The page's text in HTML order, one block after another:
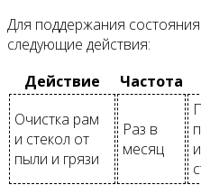
Для поддержания
следующие действия:
Действие
Частота
Очистка рам
и стекол от
пыли и грязи
Раз в
месяц